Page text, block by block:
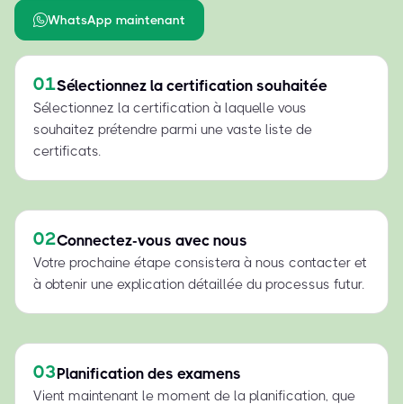
WhatsApp maintenant
01Sélectionnez la certification souhaitée
Sélectionnez la certification à laquelle vous
souhaitez prétendre parmi une vaste liste de
certificats.
02Connectez-vous avec nous
Votre prochaine étape consistera à nous contacter et
à obtenir une explication détaillée du processus futur.
03Planification des examens
Vient maintenant le moment de la planification, que